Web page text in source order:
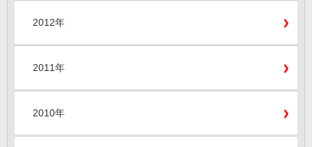
2012年
2011年
2010年